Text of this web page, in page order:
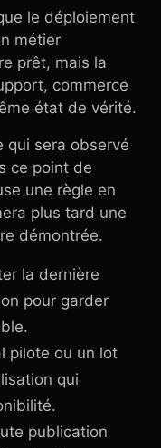
le déploiement
métier
prêt, mais la
commerce
état de vérité.
qui sera observé
ce point de
une règle en
plus tard une
démontrée.
la dernière
pour garder
pilote ou un lot
qui
publication